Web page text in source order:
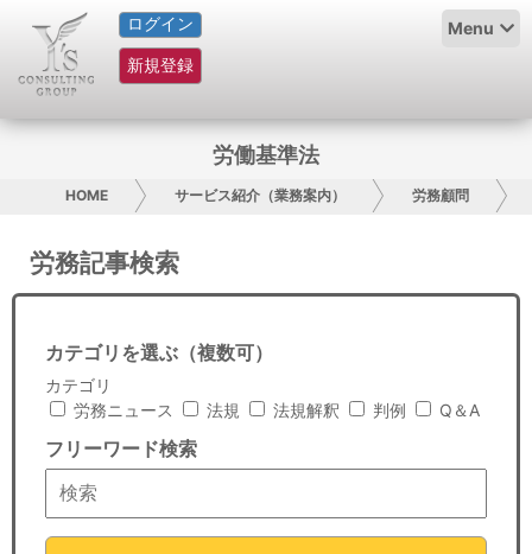
ログイン
新規登録
Menu
HOME
サービス紹介
グループ概要
採用情報
日本人にPR
コンサルティング
リサーチ
セミナー
労働基準法
HOME サービス紹介（業務案内） 労務顧問
労務記事検索
カテゴリを選ぶ（複数可）
カテゴリ
労務ニュース
法規 法規解釈 判例 Q＆A
フリーワード検索